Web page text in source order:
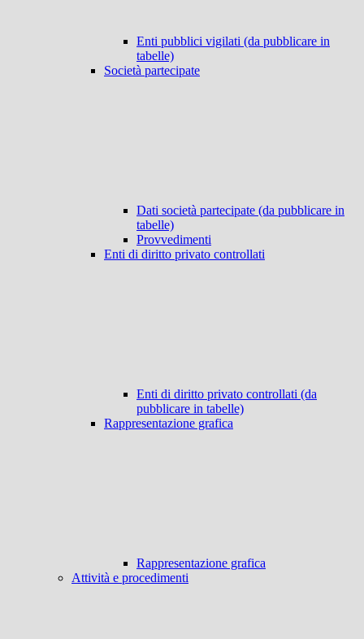
Enti pubblici vigilati (da pubblicare in
tabelle)
Società partecipate
Dati società partecipate (da pubblicare in
tabelle)
Provvedimenti
Enti di diritto privato controllati
Enti di diritto privato controllati (da
pubblicare in tabelle)
Rappresentazione grafica
Rappresentazione grafica
Attività e procedimenti